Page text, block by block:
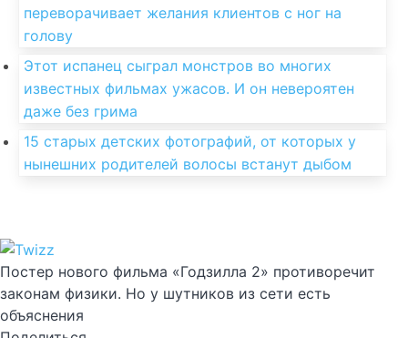
переворачивает желания клиентов с ног на
голову
Этот испанец сыграл монстров во многих
известных фильмах ужасов. И он невероятен
даже без грима
15 старых детских фотографий, от которых у
нынешних родителей волосы встанут дыбом
Постер нового фильма «Годзилла 2» противоречит
законам физики. Но у шутников из сети есть
объяснения